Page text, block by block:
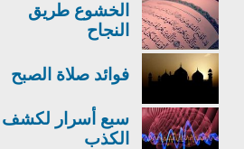
الخشوع طريق
النجاح
فوائد صلاة الصبح
سبع أسرار لكشف
الكذب